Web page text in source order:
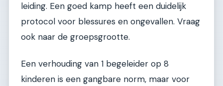
leiding. Een goed kamp heeft een duidelijk
protocol voor blessures en ongevallen. Vraag
ook naar de groepsgrootte.
Een verhouding van 1 begeleider op 8
kinderen is een gangbare norm, maar voor